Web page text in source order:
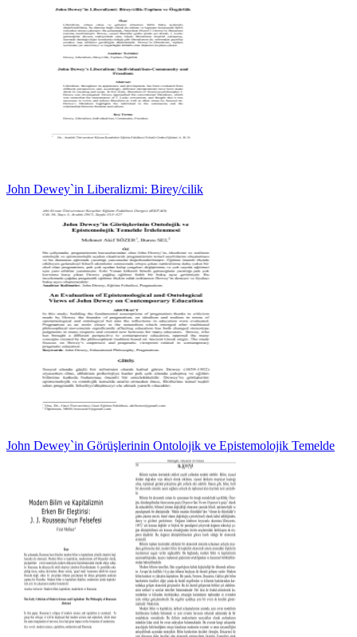
John Dewey`in Liberalizmi: Birey/cilik
John Dewey`in Görüşlerinin Ontolojik ve Epistemolojik Temelde